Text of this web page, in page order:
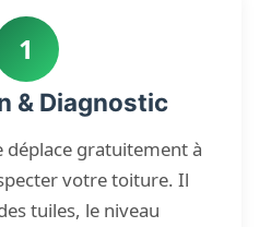
1
& Diagnostic
gratuitement à
votre toiture. Il
tuiles, le niveau